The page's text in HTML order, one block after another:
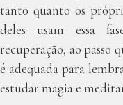
tanto quanto os
deles usam essa
recuperação, ao passo
é adequada para
estudar magia e